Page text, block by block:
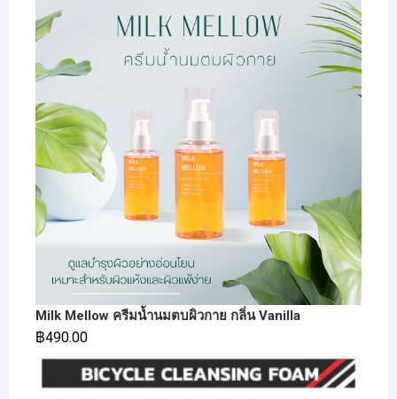
Milk Mellow ครีมน้ำนมตบผิวกาย กลิ่น Vanilla
฿490.00